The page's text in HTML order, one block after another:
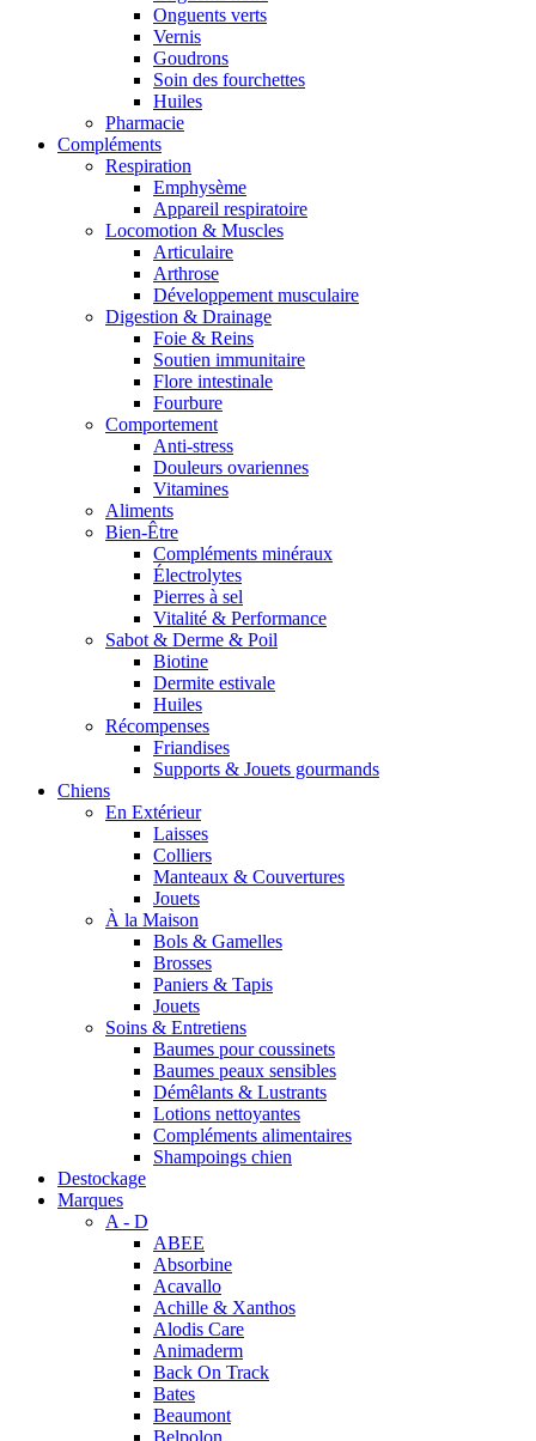
Onguents verts
Vernis
Goudrons
Soin des fourchettes
Huiles
Pharmacie
Compléments
Respiration
Emphysème
Appareil respiratoire
Locomotion & Muscles
Articulaire
Arthrose
Développement musculaire
Digestion & Drainage
Foie & Reins
Soutien immunitaire
Flore intestinale
Fourbure
Comportement
Anti-stress
Douleurs ovariennes
Vitamines
Aliments
Bien-Être
Compléments minéraux
Électrolytes
Pierres à sel
Vitalité & Performance
Sabot & Derme & Poil
Biotine
Dermite estivale
Huiles
Récompenses
Friandises
Supports & Jouets gourmands
Chiens
En Extérieur
Laisses
Colliers
Manteaux & Couvertures
Jouets
À la Maison
Bols & Gamelles
Brosses
Paniers & Tapis
Jouets
Soins & Entretiens
Baumes pour coussinets
Baumes peaux sensibles
Démêlants & Lustrants
Lotions nettoyantes
Compléments alimentaires
Shampoings chien
Destockage
Marques
A - D
ABEE
Absorbine
Acavallo
Achille & Xanthos
Alodis Care
Animaderm
Back On Track
Bates
Beaumont
Belpolon